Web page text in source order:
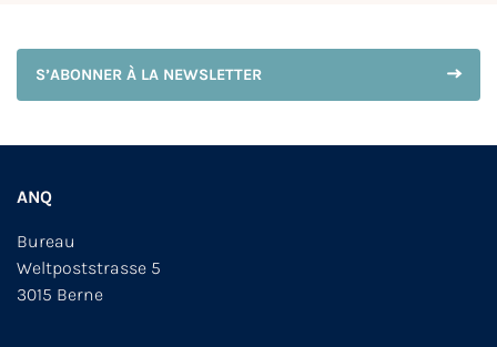
S’ABONNER À LA NEWSLETTER
ANQ
Bureau
Weltpoststrasse 5
3015 Berne